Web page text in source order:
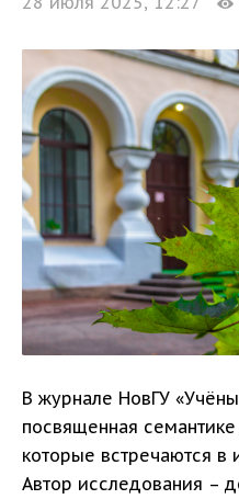
В журнале НовГУ
посвященная
которые встречаются в
Автор исследования –